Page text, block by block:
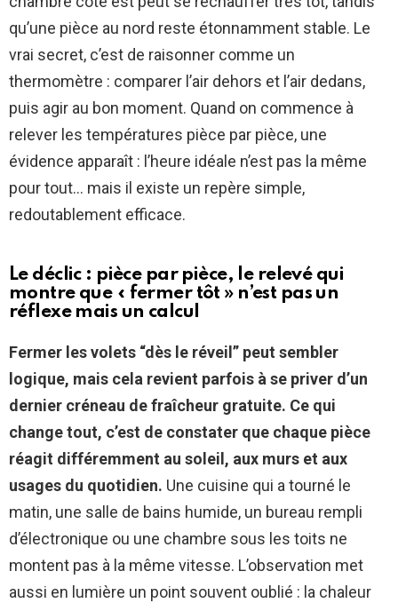
qu’une pièce au nord reste étonnamment stable. Le
vrai secret, c’est de raisonner comme un
thermomètre : comparer l’air dehors et l’air dedans,
puis agir au bon moment. Quand on commence à
relever les températures pièce par pièce, une
évidence apparaît : l’heure idéale n’est pas la même
pour tout… mais il existe un repère simple,
redoutablement efficace.
Le déclic : pièce par pièce, le relevé qui
montre que « fermer tôt » n’est pas un
réflexe mais un calcul
Fermer les volets “dès le réveil” peut sembler
logique, mais cela revient parfois à se priver d’un
dernier créneau de fraîcheur gratuite. Ce qui
change tout, c’est de constater que chaque pièce
réagit différemment au soleil, aux murs et aux
usages du quotidien. Une cuisine qui a tourné le
matin, une salle de bains humide, un bureau rempli
d’électronique ou une chambre sous les toits ne
montent pas à la même vitesse. L’observation met
aussi en lumière un point souvent oublié : la chaleur